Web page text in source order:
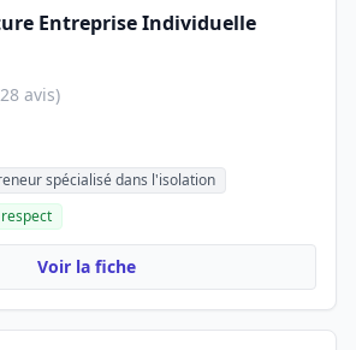
Entreprise Individuelle
avis)
spécialisé dans l'isolation
respect
Voir la fiche